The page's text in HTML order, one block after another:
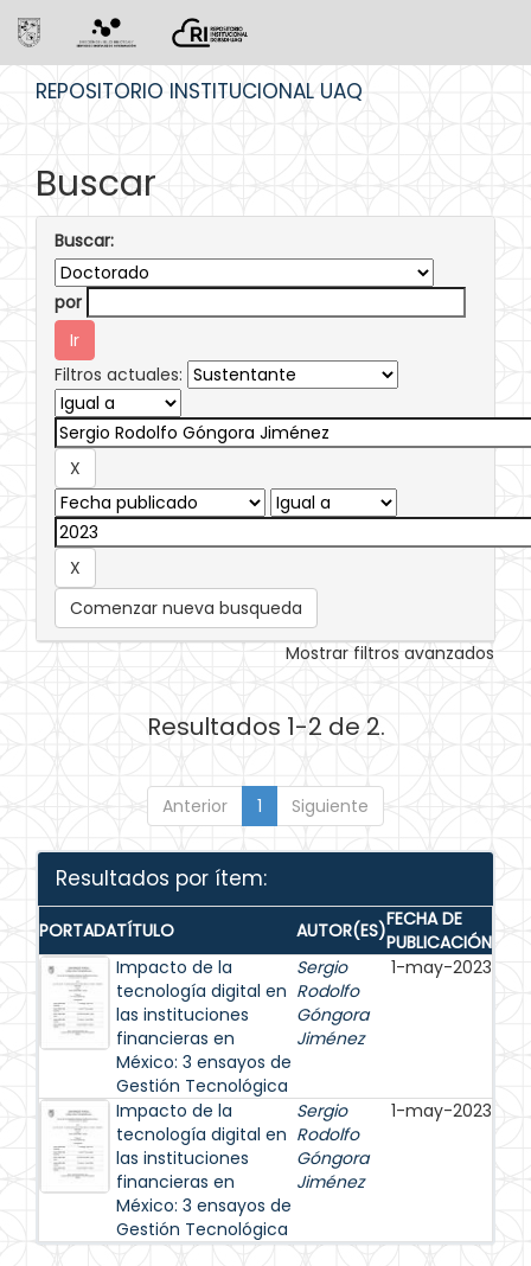
REPOSITORIO INSTITUCIONAL UAQ
Buscar
Buscar:
por
Filtros actuales:
Comenzar nueva busqueda
Mostrar filtros avanzados
Resultados 1-2 de 2.
Anterior 1 Siguiente
Resultados por ítem:
PORTADATÍTULO AUTOR(ES)FECHA DE
PUBLICACIÓN
Impacto de la
tecnología digital en
las instituciones
financieras en
México: 3 ensayos de
Gestión Tecnológica
Sergio
Rodolfo
Góngora
Jiménez
1-may-2023
Impacto de la
tecnología digital en
las instituciones
financieras en
México: 3 ensayos de
Gestión Tecnológica
Sergio
Rodolfo
Góngora
Jiménez
1-may-2023